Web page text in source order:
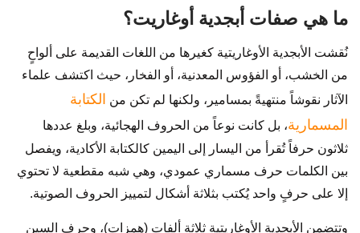
ما هي صفات أبجدية أوغاريت؟
نُقشت الأبجدية الأوغاريتية كغيرها من اللغات القديمة على ألواحٍ
من الخشب، أو الفؤوس المعدنية، أو الفخار، حيث اكتشف علماء
الآثار نقوشاً منتهيةً بمسامير، ولكنها لم تكن من الكتابة
المسمارية، بل كانت نوعاً من الحروف الهجائية، وبلغ عددها
ثلاثون حرفاً تُقرأ من اليسار إلى اليمين كالكتابة الأكادية، ويفصل
بين الكلمات حرف مسماري عمودي، وهي شبه مقطعية لا تحتوي
إلا على حرفٍ واحد يُكتب بثلاثة أشكال لتمييز الحروف الصوتية.
وتتضمن الأبجدية الأوغاريتية ثلاثة ألفات (همزات)، وحرف السين